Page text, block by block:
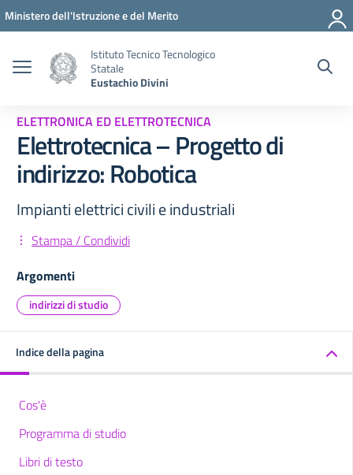
Vai ai contenuti
Vai al menu di navigazione
Vai al footer
Ministero dell'Istruzione e del Merito
Istituto Tecnico Tecnologico
Statale
Eustachio Divini
ELETTRONICA ED ELETTROTECNICA
Elettrotecnica – Progetto di
indirizzo: Robotica
Impianti elettrici civili e industriali
Stampa / Condividi
Argomenti
indirizzi di studio
Indice della pagina
Cos'è
Programma di studio
Libri di testo